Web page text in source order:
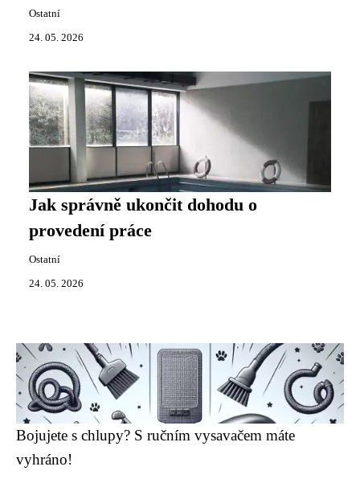
Ostatní
24. 05. 2026
Jak správně ukončit dohodu o
provedení práce
Ostatní
24. 05. 2026
Bojujete s chlupy? S ručním vysavačem máte
vyhráno!